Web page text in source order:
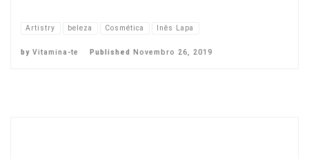
Artistry beleza Cosmética Inês Lapa
by Vitamina-te Published Novembro 26, 2019